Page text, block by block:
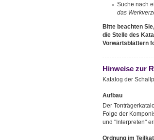
Suche nach
das
Bitte beachten
die Stelle des
Vorwärtsblättern
Hinweise zur
Katalog der
Aufbau
Der
Folge der
und "Interpreten"
Ordnung im